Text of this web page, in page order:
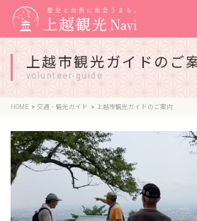
上越市観光ガイドのご
volunteer-guide
HOME 交通・観光ガイド 上越市観光ガイドのご案内